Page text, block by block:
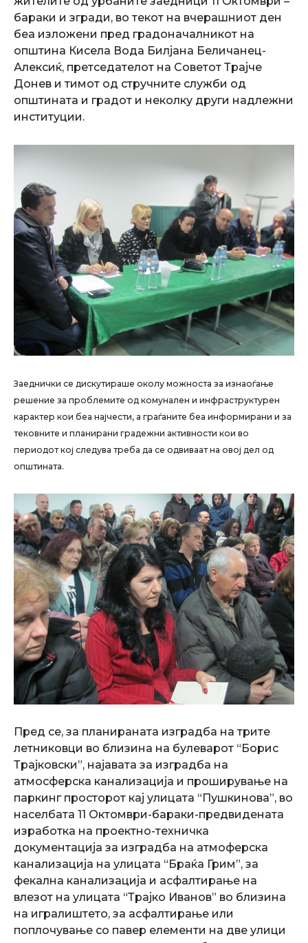
бараки и згради, во текот на вчерашниот ден
беа изложени пред градоначалникот на
општина Кисела Вода Билјана Беличанец-
Алексиќ, претседателот на Советот Трајче
Донев и тимот од стручните служби од
општината и градот и неколку други надлежни
институции.
Заеднички се дискутираше околу можноста за изнаоѓање
решение за проблемите од комунален и инфраструктурен
карактер кои беа најчести, а граѓаните беа информирани и за
тековните и планирани градежни активности кои во
периодот кој следува треба да се одвиваат на овој дел од
општината.
Пред се, за планираната изградба на трите
летниковци во близина на булеварот “Борис
Трајковски”, најавата за изградба на
атмосферска канализација и проширување на
паркинг просторот кај улицата “Пушкинова”, во
населбата 11 Октомври-бараки-предвидената
изработка на проектно-техничка
документација за изградба на атмоферска
канализација на улицата “Браќа Грим”, за
фекална канализација и асфалтирање на
влезот на улицата “Трајко Иванов” во близина
на игралиштето, за асфалтирање или
поплочување со павер елементи на две улици